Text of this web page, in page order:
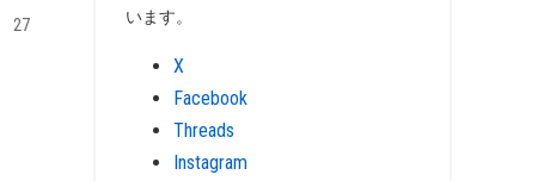
27
います。
X
Facebook
Threads
Instagram